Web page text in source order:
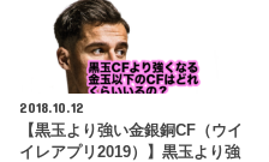
2018.10.12
【黒玉より強い金銀銅CF（ウイ
イレアプリ2019）】黒玉より強